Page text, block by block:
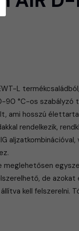
L
90 °C-os szabályzó
ami hosszú
rendelkezik,
meglehetősen
de azokat
kell felszerelni.